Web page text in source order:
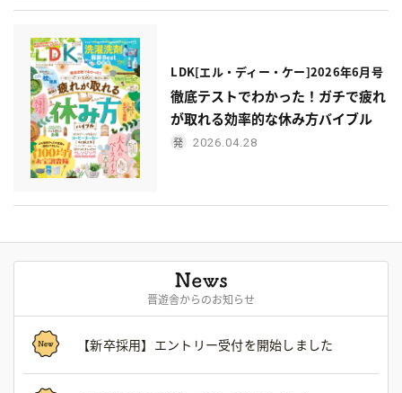
LDK[エル・ディー・ケー]2026年6月号
徹底テストでわかった！ガチで疲れ
が取れる効率的な休み方バイブル
2026.04.28
晋遊舎からのお知らせ
【新卒採用】エントリー受付を開始しました